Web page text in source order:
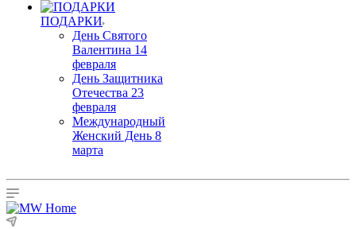
ПОДАРКИ
День Святого
Валентина 14
февраля
День Защитника
Отечества 23
февраля
Международный
Женский День 8
марта